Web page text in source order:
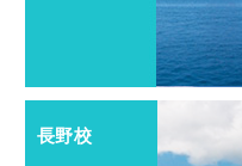
長野校